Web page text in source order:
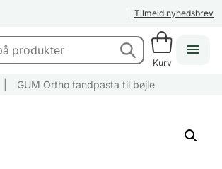
Tilmeld nyhedsbrev
Kurv
GUM Ortho tandpasta til bøjle